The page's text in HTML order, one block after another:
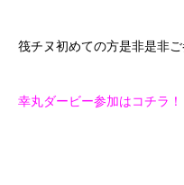
筏チヌ初めての方是非是非
幸丸ダービー参加はコチラ！